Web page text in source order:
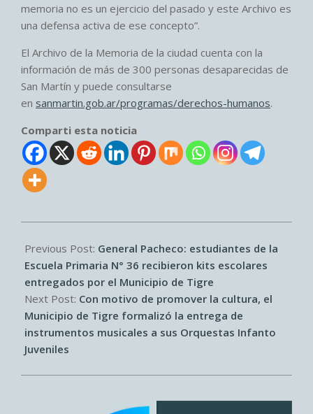
memoria no es un ejercicio del pasado y este Archivo es
una defensa activa de ese concepto”.
El Archivo de la Memoria de la ciudad cuenta con la
información de más de 300 personas desaparecidas de
San Martín y puede consultarse
en sanmartin.gob.ar/programas/derechos-humanos.
Comparti esta noticia
03-
20
Previous Post: General Pacheco: estudiantes de la
Escuela Primaria N° 36 recibieron kits escolares
entregados por el Municipio de Tigre
Next Post: Con motivo de promover la cultura, el
Municipio de Tigre formalizó la entrega de
instrumentos musicales a sus Orquestas Infanto
Juveniles